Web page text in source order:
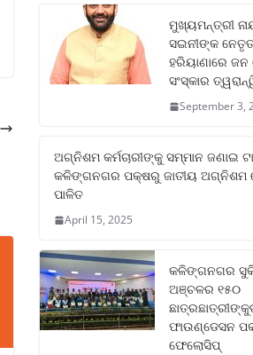
ମୁଖ୍ୟମନ୍ତ୍ରୀ
ସଇନୀଙ୍କ
ହରିୟାଣାରେ ଜନ
ସଂସ୍କାର
September 3,
ଅଗ୍ନିଶମ କର୍ମଚାରୀଙ୍କୁ ସମ୍ମାନ ଜଣାଇ
କଳିଙ୍ଗନଗର ପକ୍ଷରୁ ଜାତୀୟ ଅଗ୍ନିଶମ
ପାଳିତ
April 15, 2025
କଳିଙ୍ଗନଗର
ଅଞ୍ଚଳର ୧୫୦
ଫାଉଣ୍ଡେସନ
ଫେଲୋସିପ୍‌